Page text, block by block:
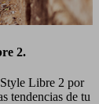
2.
Libre 2 por
tendencias de tu